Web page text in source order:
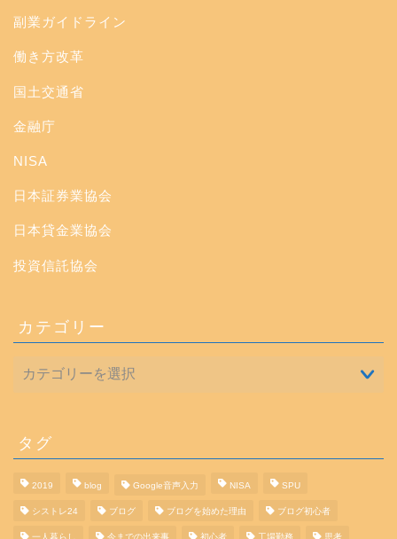
副業ガイドライン
働き方改革
国土交通省
金融庁
NISA
日本証券業協会
日本貸金業協会
投資信託協会
カテゴリー
タグ
2019 blog Google音声入力 NISA SPU
シストレ24 ブログ ブログを始めた理由 ブログ初心者
一人暮らし 今までの出来事 初心者 工場勤務 思考